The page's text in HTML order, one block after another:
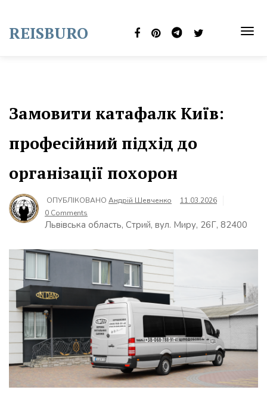
content
REISBURO
Замовити катафалк Київ:
професійний підхід до
організації похорон
ОПУБЛІКОВАНО Андрій Шевченко
11.03.2026
0 Comments
Львівська область, Стрий, вул. Миру, 26Г, 82400